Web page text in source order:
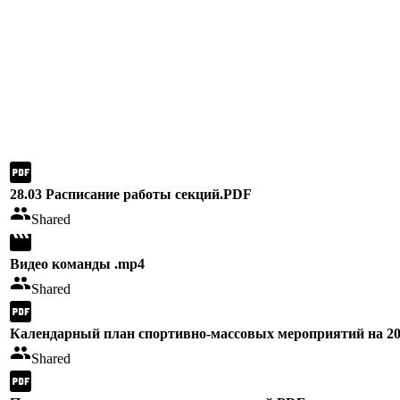
28.03 Расписание работы секций.PDF
Shared
Видео команды .mp4
Shared
Календарный план спортивно-массовых мероприятий на
Shared